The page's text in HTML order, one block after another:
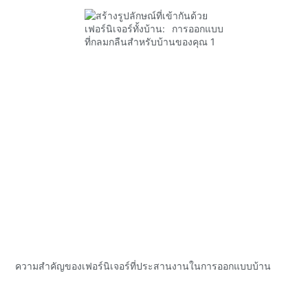
ความสำคัญของเฟอร์นิเจอร์ที่ประสานงานในการออกแบบบ้าน